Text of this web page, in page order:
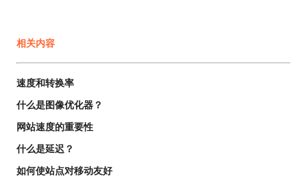
相关内容
速度和转换率
什么是图像优化器？
网站速度的重要性
什么是延迟？
如何使站点对移动友好